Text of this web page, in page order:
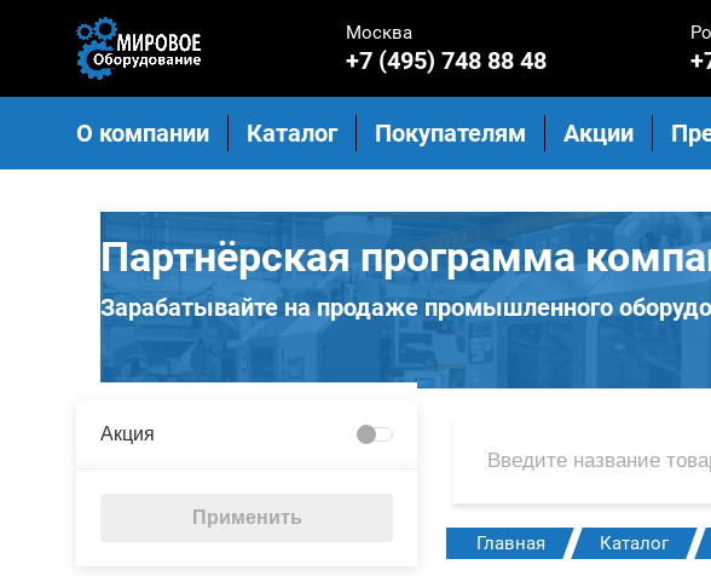
Москва
+7 (495) 748 88 48
О компании Каталог Покупателям Акции
Партнёрская программа
Зарабатывайте на продаже промышленного
Акция
Применить
Главная Каталог